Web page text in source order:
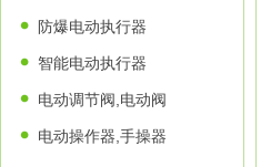
防爆电动执行器
智能电动执行器
电动调节阀,电动阀
电动操作器,手操器